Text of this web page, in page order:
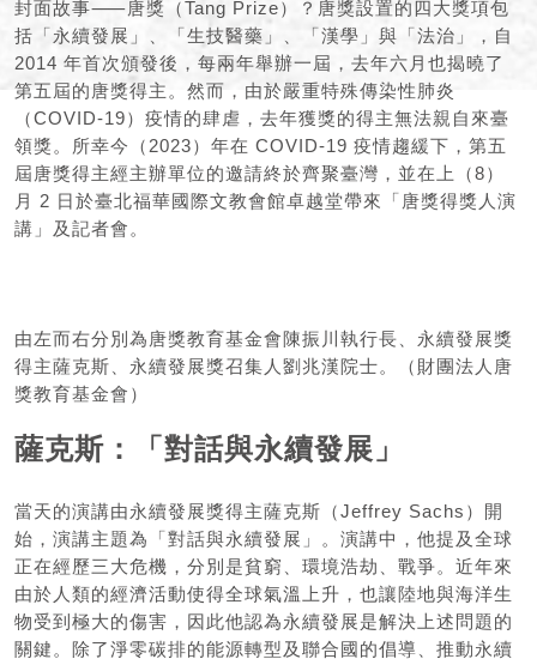
封面故事⸺唐獎（Tang Prize）？唐獎設置的四大獎項包
括「永續發展」、「生技醫藥」、「漢學」與「法治」，自
2014 年首次頒發後，每兩年舉辦一屆，去年六月也揭曉了
第五屆的唐獎得主。然而，由於嚴重特殊傳染性肺炎
（COVID-19）疫情的肆虐，去年獲獎的得主無法親自來臺
領獎。所幸今（2023）年在 COVID-19 疫情趨緩下，第五
屆唐獎得主經主辦單位的邀請終於齊聚臺灣，並在上（8）
月 2 日於臺北福華國際文教會館卓越堂帶來「唐獎得獎人演
講」及記者會。
由左而右分別為唐獎教育基金會陳振川執行長、永續發展獎
得主薩克斯、永續發展獎召集人劉兆漢院士。（財團法人唐
獎教育基金會）
薩克斯：「對話與永續發展」
當天的演講由永續發展獎得主薩克斯（Jeffrey Sachs）開
始，演講主題為「對話與永續發展」。演講中，他提及全球
正在經歷三大危機，分別是貧窮、環境浩劫、戰爭。近年來
由於人類的經濟活動使得全球氣溫上升，也讓陸地與海洋生
物受到極大的傷害，因此他認為永續發展是解決上述問題的
關鍵。除了淨零碳排的能源轉型及聯合國的倡導、推動永續